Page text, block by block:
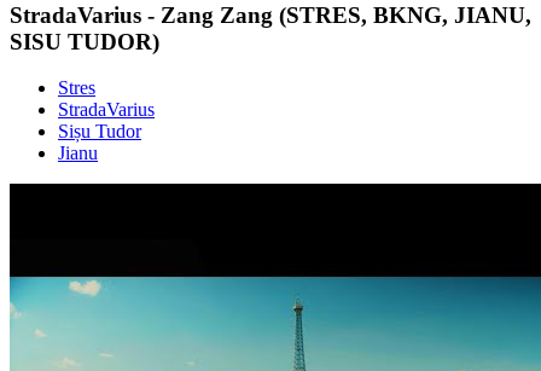
StradaVarius - Zang Zang (STRES, BKNG, JIANU,
SISU TUDOR)
Stres
StradaVarius
Sișu Tudor
Jianu